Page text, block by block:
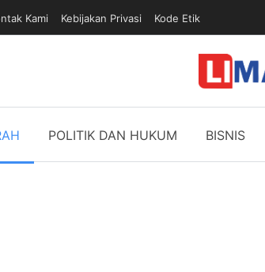
Kami Kebijakan Privasi Kode Etik
POLITIK DAN HUKUM BISNIS